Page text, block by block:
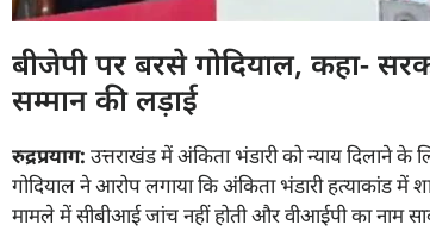
बीजेपी पर बरसे गोदियाल, कहा-
सम्मान की लड़ाई
रुद्रप्रयाग: उत्तराखंड में अंकिता भंडारी को न्याय दिलाने
गोदियाल ने आरोप लगाया कि अंकिता भंडारी हत्याकांड
मामले में सीबीआई जांच नहीं होती और वीआईपी का नाम